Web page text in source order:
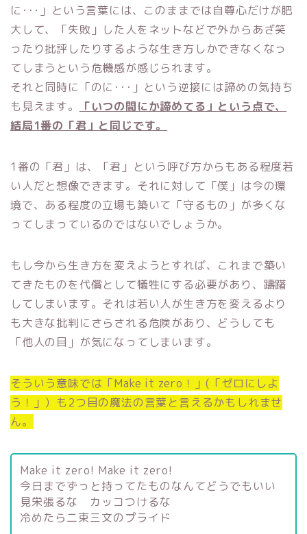
に･･･」という言葉には、このままでは自尊心だけが肥
大して、「失敗」した人をネットなどで外からあざ笑
ったり批評したりするような生き方しかできなくなっ
てしまうという危機感が感じられます。
それと同時に「のに･･･」という逆接には諦めの気持ち
も見えます。
「いつの間にか諦めてる」という点で、
結局1番の「君」と同じです。
1番の「君」は、「君」という呼び方からもある程度若
い人だと想像できます。それに対して「僕」は今の環
境で、ある程度の立場も築いて「守るもの」が多くな
ってしまっているのではないでしょうか。
もし今から生き方を変えようとすれば、これまで築い
てきたものを代償として犠牲にする必要があり、躊躇
してしまいます。それは若い人が生き方を変えるより
も大きな批判にさらされる危険があり、どうしても
「他人の目」が気になってしまいます。
そういう意味では「Make it zero！」(「ゼロにしよ
う！」）も2つ目の魔法の言葉と言えるかもしれませ
ん。
Make it zero! Make it zero!
今日までずっと持ってたものなんてどうでもいい
見栄張るな カッコつけるな
冷めたら二束三文のプライド